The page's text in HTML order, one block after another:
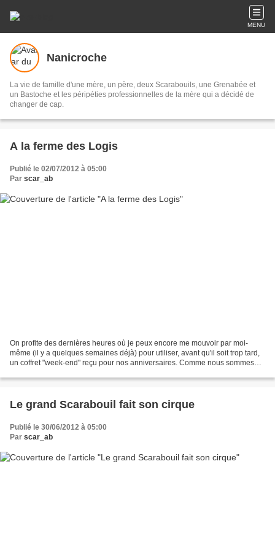
MENU
Nanicroche
La vie de famille d'une mère, un père, deux Scarabouils, une Grenabée et
un Bastoche et les péripéties professionnelles de la mère qui a décidé de
changer de cap.
A la ferme des Logis
Publié le 02/07/2012 à 05:00
Par scar_ab
On profite des dernières heures où je peux encore me mouvoir par moi-
même (il y a quelques semaines déjà) pour utiliser, avant qu'il soit trop tard,
un coffret "week-end" reçu pour nos anniversaires. Comme nous sommes
Le grand Scarabouil fait son cirque
Publié le 30/06/2012 à 05:00
Par scar_ab